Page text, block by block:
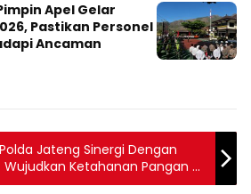
Apel Gelar
Pastikan Personel
Ancaman
Jateng Sinergi Dengan
Ketahanan Pangan di